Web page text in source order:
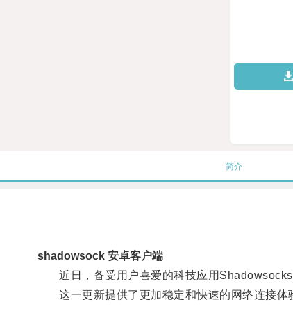
简介
shadowsock 安卓客户端
近日，备受用户喜爱的科技应用Shadowsocks
这一更新提供了更加稳定和快速的网络连接体